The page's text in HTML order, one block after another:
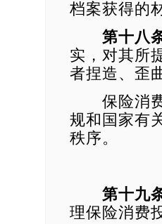
档案获得的
第十八
实，对其所
者捏造、歪
保险消费
规和国家有
秩序。
第十九
理保险消费